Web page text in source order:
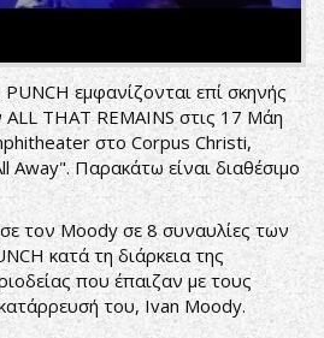
εμφανίζονται επί σκηνής
THAT REMAINS στις 17 Μάη
στο Corpus Christi,
Away". Παρακάτω είναι διαθέσιμο
τον Moody σε 8 συναυλίες των
κατά τη διάρκεια της
που έπαιζαν με τους
του, Ivan Moody.